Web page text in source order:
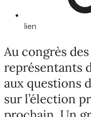
lien
Au congrès
représentants
aux questions
sur l’élection